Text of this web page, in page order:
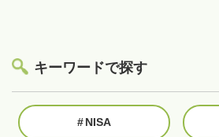
キーワードで探す
#NISA